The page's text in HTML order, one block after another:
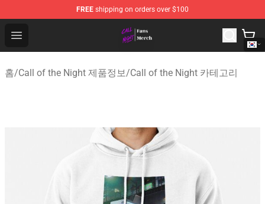
FREE shipping on orders over $100
Open menu
Call of the Night Store - Official Call of the Night
홈/Call of the Night 제품정보/Call of the Night 카테고리